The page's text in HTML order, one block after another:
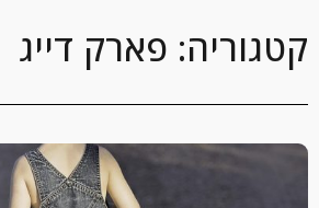
קטגוריה: פארק דייג